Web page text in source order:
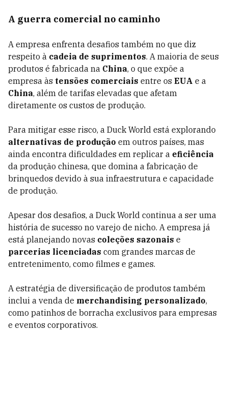
A guerra comercial no caminho
A empresa enfrenta desafios também no que diz
respeito à cadeia de suprimentos. A maioria de seus
produtos é fabricada na China, o que expõe a
empresa às tensões comerciais entre os EUA e a
China, além de tarifas elevadas que afetam
diretamente os custos de produção.
Para mitigar esse risco, a Duck World está explorando
alternativas de produção em outros países, mas
ainda encontra dificuldades em replicar a eficiência
da produção chinesa, que domina a fabricação de
brinquedos devido à sua infraestrutura e capacidade
de produção.
Apesar dos desafios, a Duck World continua a ser uma
história de sucesso no varejo de nicho. A empresa já
está planejando novas coleções sazonais e
parcerias licenciadas com grandes marcas de
entretenimento, como filmes e games.
A estratégia de diversificação de produtos também
inclui a venda de merchandising personalizado,
como patinhos de borracha exclusivos para empresas
e eventos corporativos.